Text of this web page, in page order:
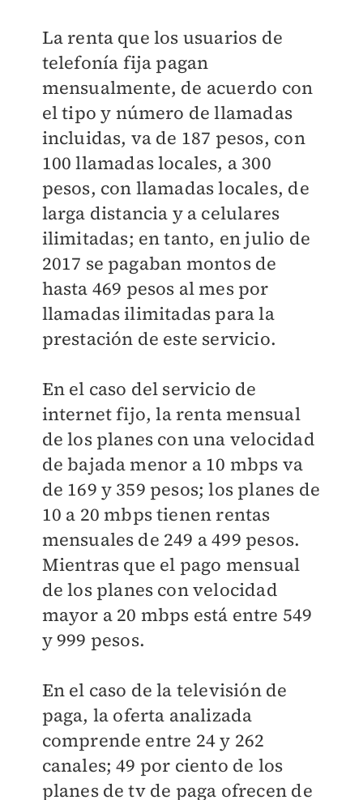
La renta que los usuarios de
telefonía fija pagan
mensualmente, de acuerdo con
el tipo y número de llamadas
incluidas, va de 187 pesos, con
100 llamadas locales, a 300
pesos, con llamadas locales, de
larga distancia y a celulares
ilimitadas; en tanto, en julio de
2017 se pagaban montos de
hasta 469 pesos al mes por
llamadas ilimitadas para la
prestación de este servicio.
En el caso del servicio de
internet fijo, la renta mensual
de los planes con una velocidad
de bajada menor a 10 mbps va
de 169 y 359 pesos; los planes de
10 a 20 mbps tienen rentas
mensuales de 249 a 499 pesos.
Mientras que el pago mensual
de los planes con velocidad
mayor a 20 mbps está entre 549
y 999 pesos.
En el caso de la televisión de
paga, la oferta analizada
comprende entre 24 y 262
canales; 49 por ciento de los
planes de tv de paga ofrecen de